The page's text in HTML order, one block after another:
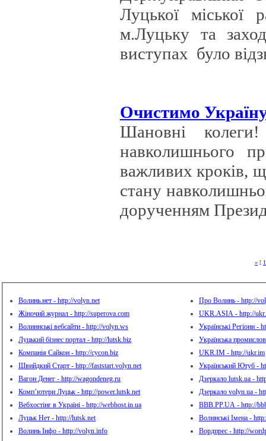
Луцької міської
м.Луцьку та
виступах було
Очистимо
Шановні
навколишнього
важливих кроків,
стану
дорученням
« [ 1
Волинь.нет - http://volyn.net
Жіночий журнал - http://superova.com
Волиннські вебсайти - http://volyn.ws
Луцький бізнес портал - http://lutsk.biz
Компанія Сайкон - http://cycon.biz
Швийдкий Старт - http://faststart.volyn.net
Вагон Денег - http://wagondeneg.ru
Комп’ютери Луцьк - http://power.lutsk.net
Вебхостінг в Україні - http://webhost.in.ua
Луцьк Нет - http://lutsk.net
Волинь Інфо - http://volyn.info
Про Волинь - http://
UKR.ASIA - http://
Українські Регіони -
Українська
UKR.IM - http://ukr.im
Український Ютуб -
Дзеркало lutsk.ua -
Дзеркало volyn.ua -
BBB.PP.UA - http://
Волинські Імена -
Вордпрес - http://